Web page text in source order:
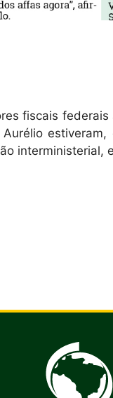
fiscais
interministerial,